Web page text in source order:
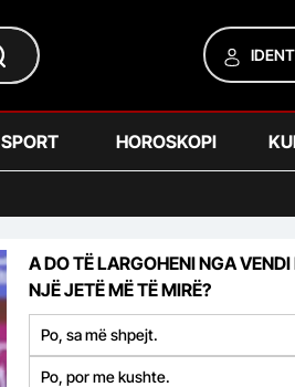
SPORT HOROSKOPI
A DO TË LARGOHENI NGA VENDI
NJË JETË MË TË MIRË?
Po, sa më shpejt.
Po, por me kushte.